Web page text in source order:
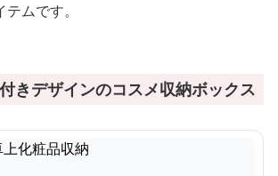
ムです。
きデザインのコスメ収納ボックス